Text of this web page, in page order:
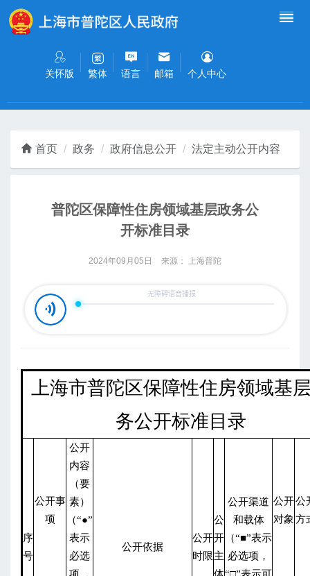
无障碍操作说明
关怀版 繁体 语言 邮箱 个人中心
首页 政务 政府信息公开 法定主动公开内容
普陀区保障性住房领域基层政务公
开标准目录
2024年09月05日 来源： 上海普陀
上海市普陀区保障性住房领域基
务公开标准目录
序
号
公开事
项
公开
内容
（要
素）
（“●”
表示
必选
公开依据
公开
时限
公
开
主
公开渠道
和载体
（“■”表示
必选项，
公开
对象
公
方